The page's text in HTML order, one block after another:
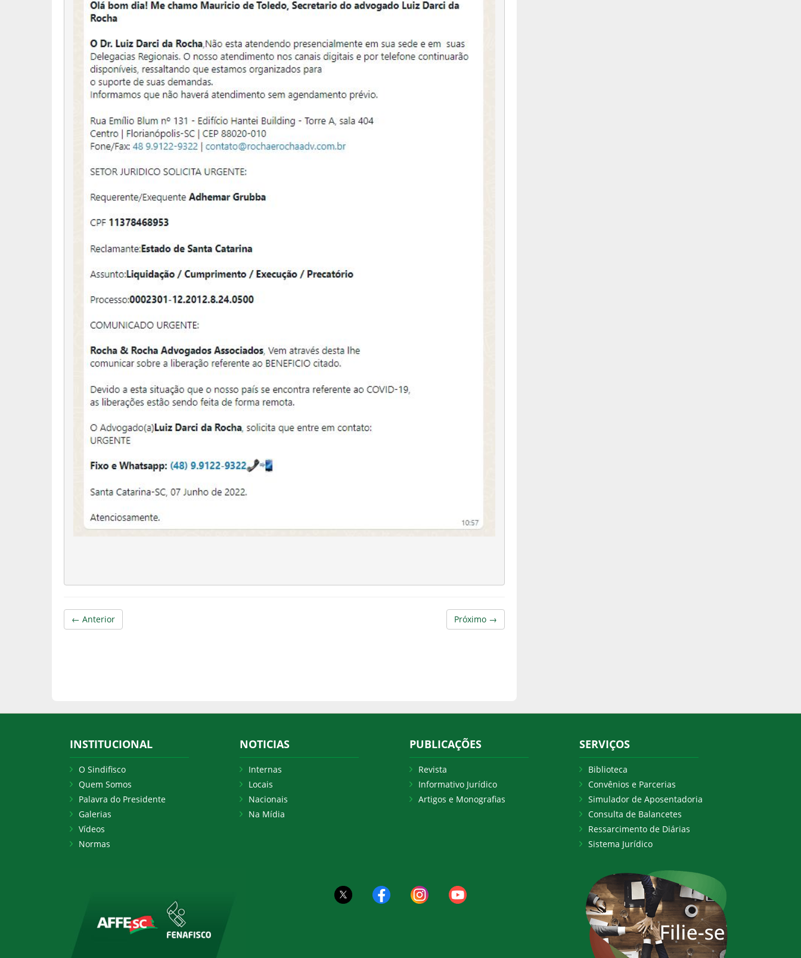
Próximo →
← Anterior
INSTITUCIONAL
O Sindifisco
Quem Somos
Palavra do Presidente
Galerias
Vídeos
Normas
NOTICIAS
Internas
Locais
Nacionais
Na Mídia
PUBLICAÇÕES
Revista
Informativo Jurídico
Artigos e Monografias
SERVIÇOS
Biblioteca
Convênios e Parcerias
Simulador de Aposentadoria
Consulta de Balancetes
Ressarcimento de Diárias
Sistema Jurídico